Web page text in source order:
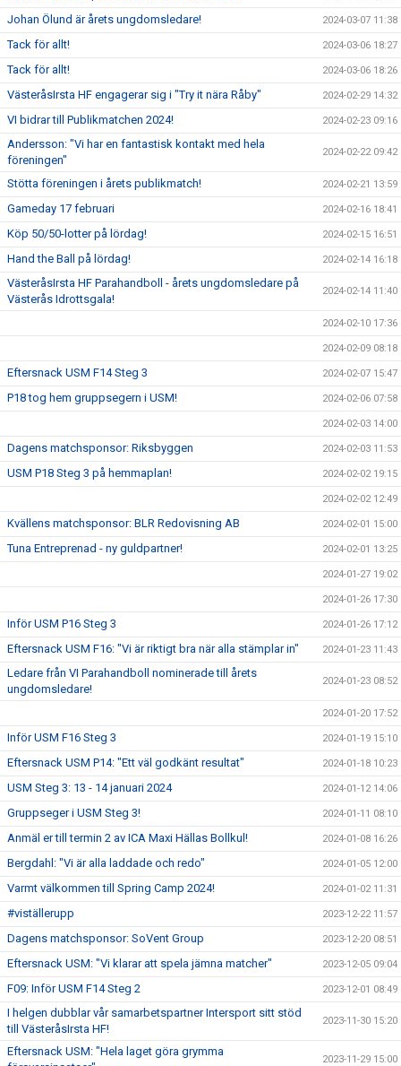
Johan Ölund är årets ungdomsledare! 2024-03-07 11:38
Tack för allt! 2024-03-06 18:27
Tack för allt! 2024-03-06 18:26
VästeråsIrsta HF engagerar sig i "Try it nära Råby" 2024-02-29 14:32
VI bidrar till Publikmatchen 2024! 2024-02-23 09:16
Andersson: "Vi har en fantastisk kontakt med hela
föreningen"
2024-02-22 09:42
Stötta föreningen i årets publikmatch! 2024-02-21 13:59
Gameday 17 februari 2024-02-16 18:41
Köp 50/50-lotter på lördag! 2024-02-15 16:51
Hand the Ball på lördag! 2024-02-14 16:18
VästeråsIrsta HF Parahandboll - årets ungdomsledare på
Västerås Idrottsgala!
2024-02-14 11:40
2024-02-10 17:36
2024-02-09 08:18
Eftersnack USM F14 Steg 3 2024-02-07 15:47
P18 tog hem gruppsegern i USM! 2024-02-06 07:58
2024-02-03 14:00
Dagens matchsponsor: Riksbyggen 2024-02-03 11:53
USM P18 Steg 3 på hemmaplan! 2024-02-02 19:15
2024-02-02 12:49
Kvällens matchsponsor: BLR Redovisning AB 2024-02-01 15:00
Tuna Entreprenad - ny guldpartner! 2024-02-01 13:25
2024-01-27 19:02
2024-01-26 17:30
Inför USM P16 Steg 3 2024-01-26 17:12
Eftersnack USM F16: "Vi är riktigt bra när alla stämplar in" 2024-01-23 11:43
Ledare från VI Parahandboll nominerade till årets
ungdomsledare!
2024-01-23 08:52
2024-01-20 17:52
Inför USM F16 Steg 3 2024-01-19 15:10
Eftersnack USM P14: "Ett väl godkänt resultat" 2024-01-18 10:23
USM Steg 3: 13 - 14 januari 2024 2024-01-12 14:06
Gruppseger i USM Steg 3! 2024-01-11 08:10
Anmäl er till termin 2 av ICA Maxi Hällas Bollkul! 2024-01-08 16:26
Bergdahl: "Vi är alla laddade och redo" 2024-01-05 12:00
Varmt välkommen till Spring Camp 2024! 2024-01-02 11:31
#viställerupp 2023-12-22 11:57
Dagens matchsponsor: SoVent Group 2023-12-20 08:51
Eftersnack USM: "Vi klarar att spela jämna matcher" 2023-12-05 09:04
F09: Inför USM F14 Steg 2 2023-12-01 08:49
I helgen dubblar vår samarbetspartner Intersport sitt stöd
till VästeråsIrsta HF!
2023-11-30 15:20
Eftersnack USM: "Hela laget göra grymma
2023-11-29 15:00